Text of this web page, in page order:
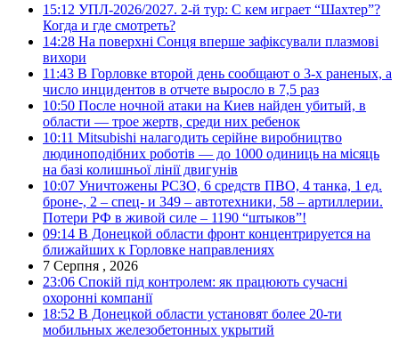
15:12 УПЛ-2026/2027. 2-й тур: С кем играет “Шахтер”?
Когда и где смотреть?
14:28 На поверхні Сонця вперше зафіксували плазмові
вихори
11:43 В Горловке второй день сообщают о 3-х раненых, а
число инцидентов в отчете выросло в 7,5 раз
10:50 После ночной атаки на Киев найден убитый, в
области — трое жертв, среди них ребенок
10:11 Mitsubishi налагодить серійне виробництво
людиноподібних роботів — до 1000 одиниць на місяць
на базі колишньої лінії двигунів
10:07 Уничтожены РСЗО, 6 средств ПВО, 4 танка, 1 ед.
броне-, 2 – спец- и 349 – автотехники, 58 – артиллерии.
Потери РФ в живой силе – 1190 “штыков”!
09:14 В Донецкой области фронт концентрируется на
ближайших к Горловке направлениях
7 Серпня , 2026
23:06 Спокій під контролем: як працюють сучасні
охоронні компанії
18:52 В Донецкой области установят более 20-ти
мобильных железобетонных укрытий